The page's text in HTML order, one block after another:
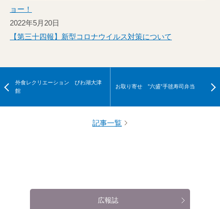
ョー！
2022年5月20日
【第三十四報】新型コロナウイルス対策について
外食レクリエーション びわ湖大津
館
お取り寄せ ”六盛”手毬寿司弁当
記事一覧
広報誌